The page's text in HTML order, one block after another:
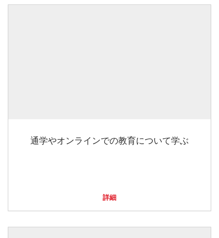
通学やオンラインでの教育について学ぶ
詳細